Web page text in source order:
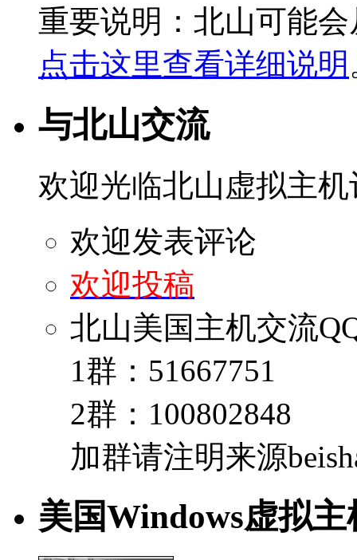
重要说明：北山可能
点击这里查看详细说明
与北山交流
欢迎光临北山虚拟主机
欢迎发表评论
欢迎投稿
北山美国主机交流
1群：51667751
2群：100802848
加群请注明来源
美国Windows虚拟主